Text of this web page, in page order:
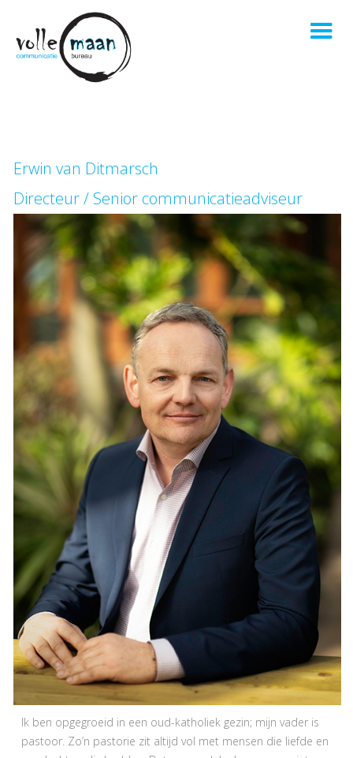
Erwin van Ditmarsch
Directeur / Senior communicatieadviseur
Ik ben opgegroeid in een oud-katholiek gezin; mijn vader is
pastoor. Zo’n pastorie zit altijd vol met mensen die liefde en